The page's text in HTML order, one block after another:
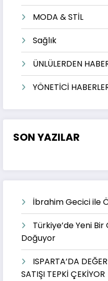
MODA & STİL
Sağlık
ÜNLÜLERDEN
YÖNETİCİ
SON YAZILAR
İbrahim Gecici ile
Türkiye’de Yeni
Doğuyor
ISPARTA’DA
SATIŞI TEPKİ ÇEKİYOR